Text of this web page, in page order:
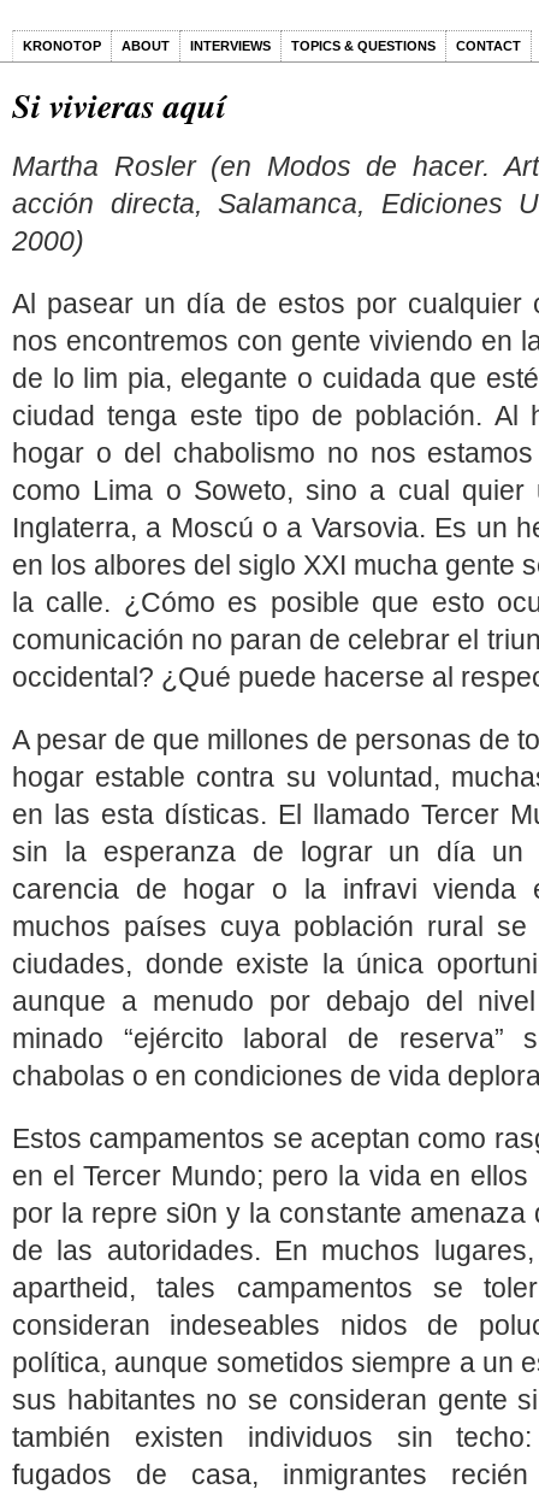
KRONOTOP ABOUT INTERVIEWS TOPICS & QUESTIONS CONTACT
Si vivieras aquí
Martha Rosler (en Modos de hacer.
acción directa, Salamanca, Ediciones
2000)
Al pasear un día de estos por cualquier
nos encontremos con gente viviendo en
de lo lim pia, elegante o cuidada que
ciudad tenga este tipo de población. Al
hogar o del chabolismo no nos
como Lima o Soweto, sino a cual
Inglaterra, a Moscú o a Varsovia. Es un
en los albores del siglo XXI mucha gente
la calle. ¿Cómo es posible que esto
comunicación no paran de celebrar el
occidental? ¿Qué puede hacerse al
A pesar de que millones de personas de
hogar estable contra su voluntad,
en las esta dísticas. El llamado Tercer
sin la esperanza de lograr un día un
carencia de hogar o la infravi vienda
muchos países cuya población rural
ciudades, donde existe la única
aunque a menudo por debajo del
minado “ejército laboral de
chabolas o en condiciones de vida
Estos campamentos se aceptan como
en el Tercer Mundo; pero la vida en
por la repre si0n y la constante
de las autoridades. En muchos
apartheid, tales campamentos se
consideran indeseables nidos de
política, aunque sometidos siempre a un
sus habitantes no se consideran gente
también existen individuos sin
fugados de casa, inmigrantes